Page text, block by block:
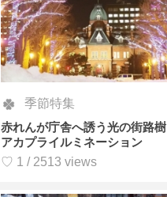
季節特集
赤れんが庁舎へ誘う光の街路樹
アカプライルミネーション
♡ 1 / 2513 views